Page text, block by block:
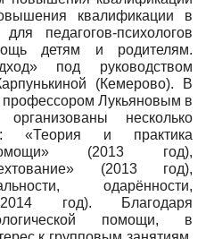
квалификации в
педагогов-психологов
детям и родителям.
под руководством
(Кемерово). В
профессором Лукьяновым в
несколько
«Теория и практика
помощи» (2013 год),
(2013 год),
одарённости,
(2014 год). Благодаря
помощи, в